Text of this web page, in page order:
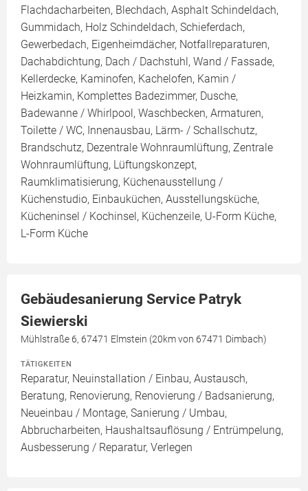
Flachdacharbeiten, Blechdach, Asphalt Schindeldach,
Gummidach, Holz Schindeldach, Schieferdach,
Gewerbedach, Eigenheimdächer, Notfallreparaturen,
Dachabdichtung, Dach / Dachstuhl, Wand / Fassade,
Kellerdecke, Kaminofen, Kachelofen, Kamin /
Heizkamin, Komplettes Badezimmer, Dusche,
Badewanne / Whirlpool, Waschbecken, Armaturen,
Toilette / WC, Innenausbau, Lärm- / Schallschutz,
Brandschutz, Dezentrale Wohnraumlüftung, Zentrale
Wohnraumlüftung, Lüftungskonzept,
Raumklimatisierung, Küchenausstellung /
Küchenstudio, Einbauküchen, Ausstellungsküche,
Kücheninsel / Kochinsel, Küchenzeile, U-Form Küche,
L-Form Küche
Gebäudesanierung Service Patryk
Siewierski
Mühlstraße 6, 67471 Elmstein (20km von 67471 Dimbach)
TÄTIGKEITEN
Reparatur, Neuinstallation / Einbau, Austausch,
Beratung, Renovierung, Renovierung / Badsanierung,
Neueinbau / Montage, Sanierung / Umbau,
Abbrucharbeiten, Haushaltsauflösung / Entrümpelung,
Ausbesserung / Reparatur, Verlegen